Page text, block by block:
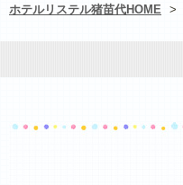
ホテルリステル猪苗代HOME >